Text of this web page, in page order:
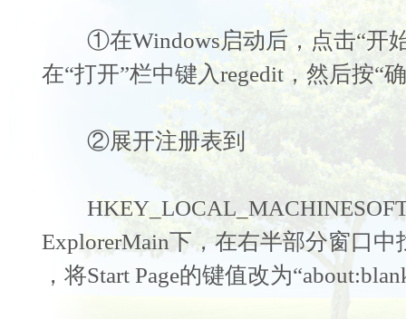
①在Windows启动后，点击“开
在“打开”栏中键入regedit，然后按“
②展开注册表到
ExplorerMain下，在右半部分窗口中
，将Start Page的键值改为